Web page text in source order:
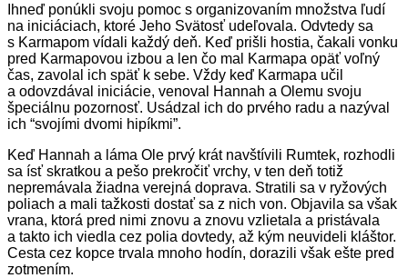
Ihneď ponúkli svoju pomoc s organizovaním množstva ľudí
na iniciáciach, ktoré Jeho Svätosť udeľovala. Odvtedy sa
s Karmapom vídali každý deň. Keď prišli hostia, čakali vonku
pred Karmapovou izbou a len čo mal Karmapa opäť voľný
čas, zavolal ich späť k sebe. Vždy keď Karmapa učil
a odovzdával iniciácie, venoval Hannah a Olemu svoju
špeciálnu pozornosť. Usádzal ich do prvého radu a nazýval
ich “svojími dvomi hipíkmi”.
Keď Hannah a láma Ole prvý krát navštívili Rumtek, rozhodli
sa ísť skratkou a pešo prekročiť vrchy, v ten deň totiž
nepremávala žiadna verejná doprava. Stratili sa v ryžových
poliach a mali tažkosti dostať sa z nich von. Objavila sa však
vrana, ktorá pred nimi znovu a znovu vzlietala a pristávala
a takto ich viedla cez polia dovtedy, až kým neuvideli kláštor.
Cesta cez kopce trvala mnoho hodín, dorazili však ešte pred
zotmením.